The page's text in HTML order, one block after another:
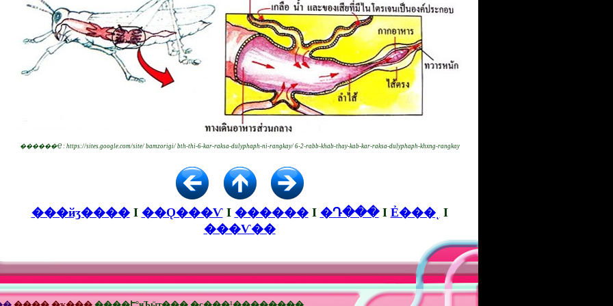
������Ҿ : https://sites.google.com/site/ bamzorigi/ bth-thi-6-kar-raksa-dulyphaph-ni-rangkay/ 6-2-rabb-khab-thay-kab-kar-raksa-dulyphaph-khxng-rangkay
���йӡ����I ��Ǫ���ѴI ������I �Դ���I Ẻ���ͺ I
���Ѵ��